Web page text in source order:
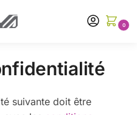
0
suivante doit être